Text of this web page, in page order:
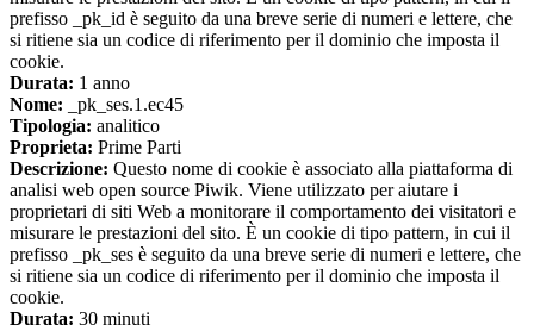
prefisso _pk_id è seguito da una breve serie di numeri e lettere, che
si ritiene sia un codice di riferimento per il dominio che imposta il
cookie.
Durata: 1 anno
Nome: _pk_ses.1.ec45
Tipologia: analitico
Proprieta: Prime Parti
Descrizione: Questo nome di cookie è associato alla piattaforma di
analisi web open source Piwik. Viene utilizzato per aiutare i
proprietari di siti Web a monitorare il comportamento dei visitatori e
misurare le prestazioni del sito. È un cookie di tipo pattern, in cui il
prefisso _pk_ses è seguito da una breve serie di numeri e lettere, che
si ritiene sia un codice di riferimento per il dominio che imposta il
cookie.
Durata: 30 minuti